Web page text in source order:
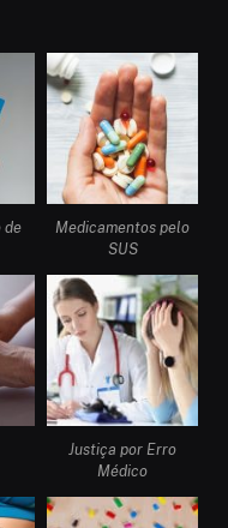
de
Medicamentos pelo
SUS
Justiça por Erro
Médico